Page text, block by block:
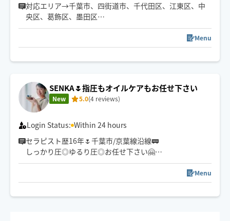
対応エリア→千葉市、四街道市、千代田区、江東区、中
央区、葛飾区、墨田区
その他のエリアやご希望の日時がある方は、事前に調整
できる場合もありますのでチャットでご相談ください🌷
"また明日から頑張れる"をモットーに
🫧
Menu
SENKA🌷指圧もオイルケアもお任せ下さい
New 5.0(4 reviews)
Login Status: Within 24 hours
セラピスト歴16年🌷千葉市/京葉線沿線🚃
しっかり圧◎ゆるり圧◎お任せ下さい🤗
現在、整体店舗salonで勤務
又、遠方の方は事前予約お願いします。
※数時間前予約は不可の場合有り
Menu